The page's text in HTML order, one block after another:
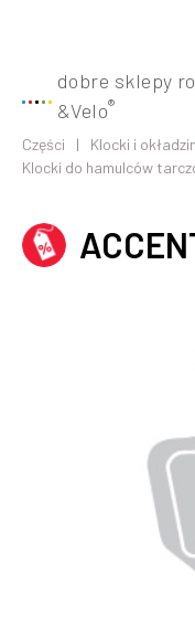
dobre sklepy
&Velo®
Części
Klocki i
Klocki do hamulców